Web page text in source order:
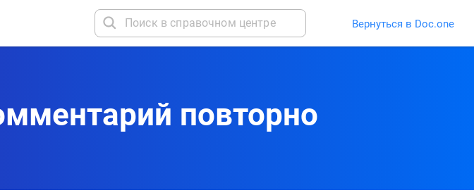
Вернуться в Doc.one
повторно